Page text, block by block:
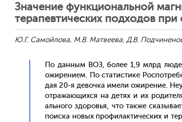
Значение функциональной
терапевтических подходов
Ю.Г. Самойлова, М.В. Матвеева, Д.В.
По дан­ным ВОЗ, бо­лее 1,9 млрд
ожи­рени­ем. По ста­тис­ти­ке
дая 20-я де­воч­ка име­ли ожи­рение.
от­ра­жа­ющих­ся на де­тях и их
аль­но­го здо­ровья, что так­же
по­ис­ка но­вых про­филак­ти­чес­ких и